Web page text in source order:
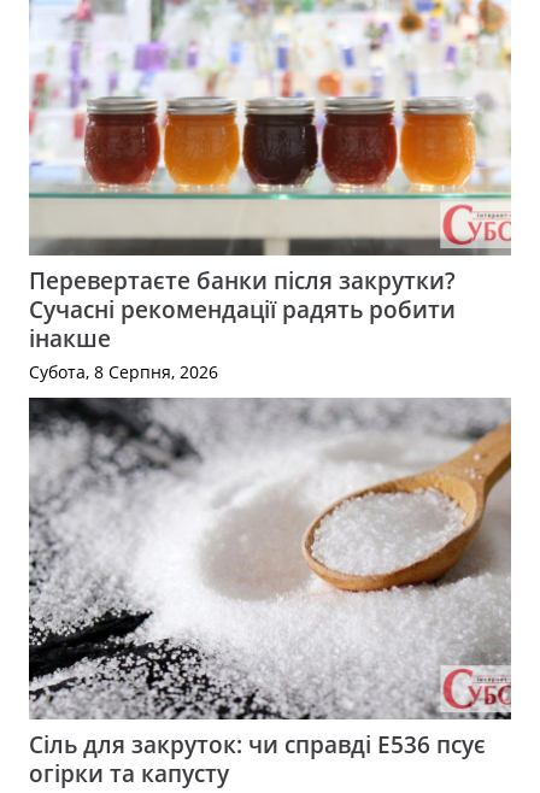
Перевертаєте банки після закрутки?
Сучасні рекомендації радять робити
інакше
Субота, 8 Серпня, 2026
Сіль для закруток: чи справді Е536 псує
огірки та капусту